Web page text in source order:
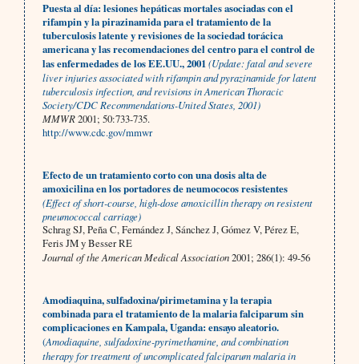
Puesta al día: lesiones hepáticas mortales asociadas con el
rifampin y la pirazinamida para el tratamiento de la
tuberculosis latente y revisiones de la sociedad torácica
americana y las recomendaciones del centro para el control de
las enfermedades de los EE.UU., 2001(Update: fatal and severe
liver injuries associated with rifampin and pyrazinamide for latent
tuberculosis infection, and revisions in American Thoracic
Society/CDC Recommendations-United States, 2001)
MMWR2001; 50:733-735.
http://www.cdc.gov/mmwr
Efecto de un tratamiento corto con una dosis alta de
amoxicilina en los portadores de neumococos resistentes
(Effect of short-course, high-dose amoxicillin therapy on resistent
pneumococcal carriage)
Schrag SJ, Peña C, Fernández J, Sánchez J, Gómez V, Pérez E,
Feris JM y Besser RE
Journal of the American Medical Association2001; 286(1): 49-56
Amodiaquina, sulfadoxina/pirimetamina y la terapia
combinada para el tratamiento de la malaria falciparum sin
complicaciones en Kampala, Uganda: ensayo aleatorio.
(Amodiaquine, sulfadoxine-pyrimethamine, and combination
therapy for treatment of uncomplicated falciparum malaria in